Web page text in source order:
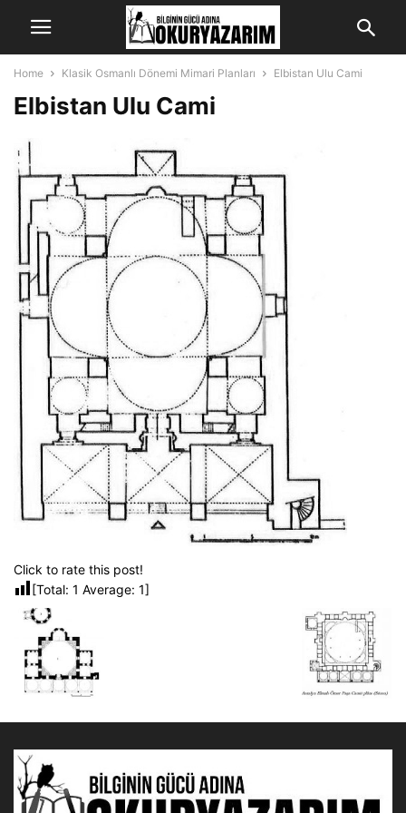
Home Klasik Osmanlı Dönemi Mimari Planları Elbistan Ulu Cami
Elbistan Ulu Cami
Click to rate this post!
[Total: 1 Average: 1]